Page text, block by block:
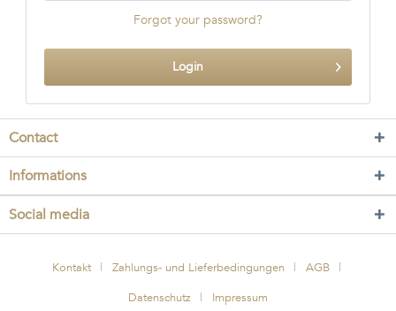
Forgot your password?
Login
Contact
Informations
Social media
Kontakt Zahlungs- und Lieferbedingungen
AGB
Datenschutz
Impressum